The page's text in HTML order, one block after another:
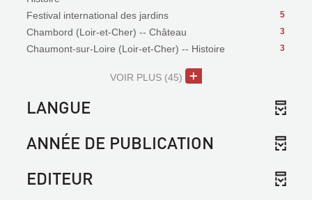
5
Festival international des jardins
3
Chambord (Loir-et-Cher) -- Château
3
Chaumont-sur-Loire (Loir-et-Cher) -- Histoire
VOIR PLUS (45)
LANGUE
ANNÉE DE PUBLICATION
EDITEUR